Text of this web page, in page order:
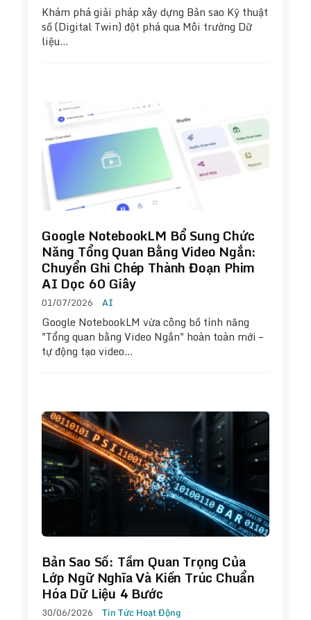
Khám phá giải pháp xây dựng Bản sao Kỹ thuật
số (Digital Twin) đột phá qua Môi trường Dữ
liệu…
Google NotebookLM Bổ Sung Chức
Năng Tổng Quan Bằng Video Ngắn:
Chuyển Ghi Chép Thành Đoạn Phim
AI Dọc 60 Giây
01/07/2026 AI
Google NotebookLM vừa công bố tính năng
"Tổng quan bằng Video Ngắn" hoàn toàn mới –
tự động tạo video…
Bản Sao Số: Tầm Quan Trọng Của
Lớp Ngữ Nghĩa Và Kiến Trúc Chuẩn
Hóa Dữ Liệu 4 Bước
30/06/2026 Tin Tức Hoạt Động